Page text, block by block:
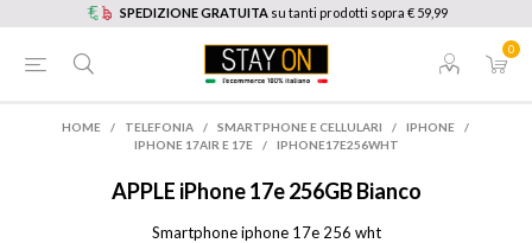
SPEDIZIONE GRATUITA su tanti prodotti sopra € 59,99
0
HOME / TELEFONIA / SMARTPHONE E CELLULARI / IPHONE
/
IPHONE 17AIR E 17E
/ IPHONE17E256WHT
APPLE iPhone 17e 256GB Bianco
Smartphone iphone 17e 256 wht